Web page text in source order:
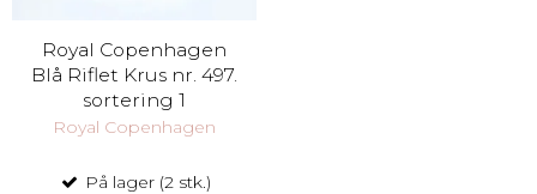
Royal Copenhagen
Blå Riflet Krus nr. 497.
sortering 1
Royal Copenhagen
På lager (2 stk.)